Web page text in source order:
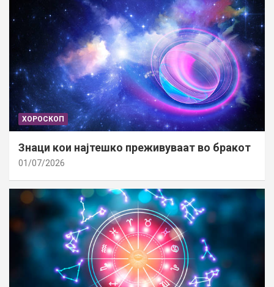
ХОРОСКОП
Знаци кои најтешко преживуваат во бракот
01/07/2026